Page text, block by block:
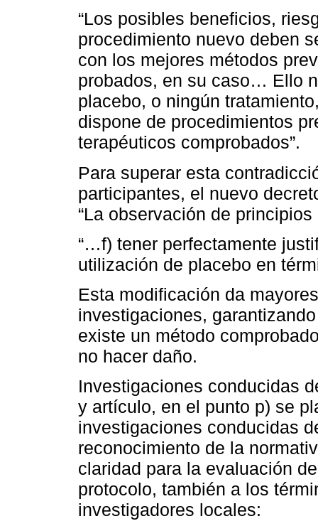
“Los posibles beneficios,
procedimiento nuevo deben
con los mejores métodos
probados, en su caso… Ello
placebo, o ningún
dispone de procedimientos
terapéuticos comprobados”.
Para superar esta
participantes, el nuevo
“La observación de
“…f) tener perfectamente
utilización de placebo en
Esta modificación da
investigaciones,
existe un método
no hacer daño.
Investigaciones conducidas
y artículo, en el punto p) se
investigaciones conducidas
reconocimiento de la
claridad para la evaluación
protocolo, también a los
investigadores locales: